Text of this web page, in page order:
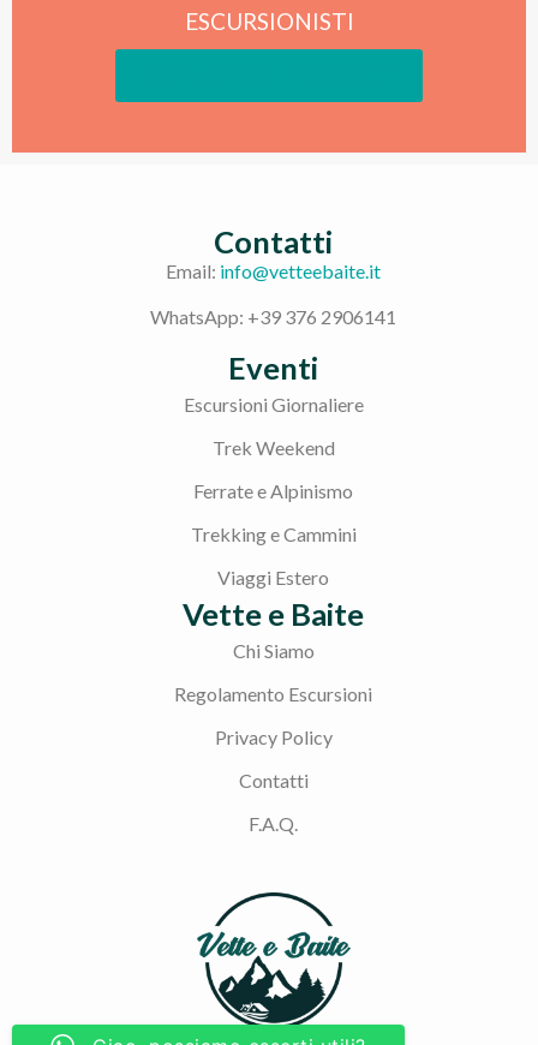
ESCURSIONISTI
Eventi
Escursioni Giornaliere
Trek Weekend
Ferrate e Alpinismo
Trekking e Cammini
Viaggi Estero
Vette e Baite
Chi Siamo
Regolamento Escursioni
Privacy Policy
Contatti
F.A.Q.
Contatti
Email: info@vetteebaite.it
WhatsApp: +39 376 2906141